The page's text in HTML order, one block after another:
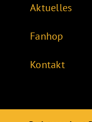
Aktuelles
Fanhop
Kontakt